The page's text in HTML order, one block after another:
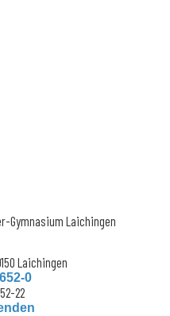
Laichingen
0
22